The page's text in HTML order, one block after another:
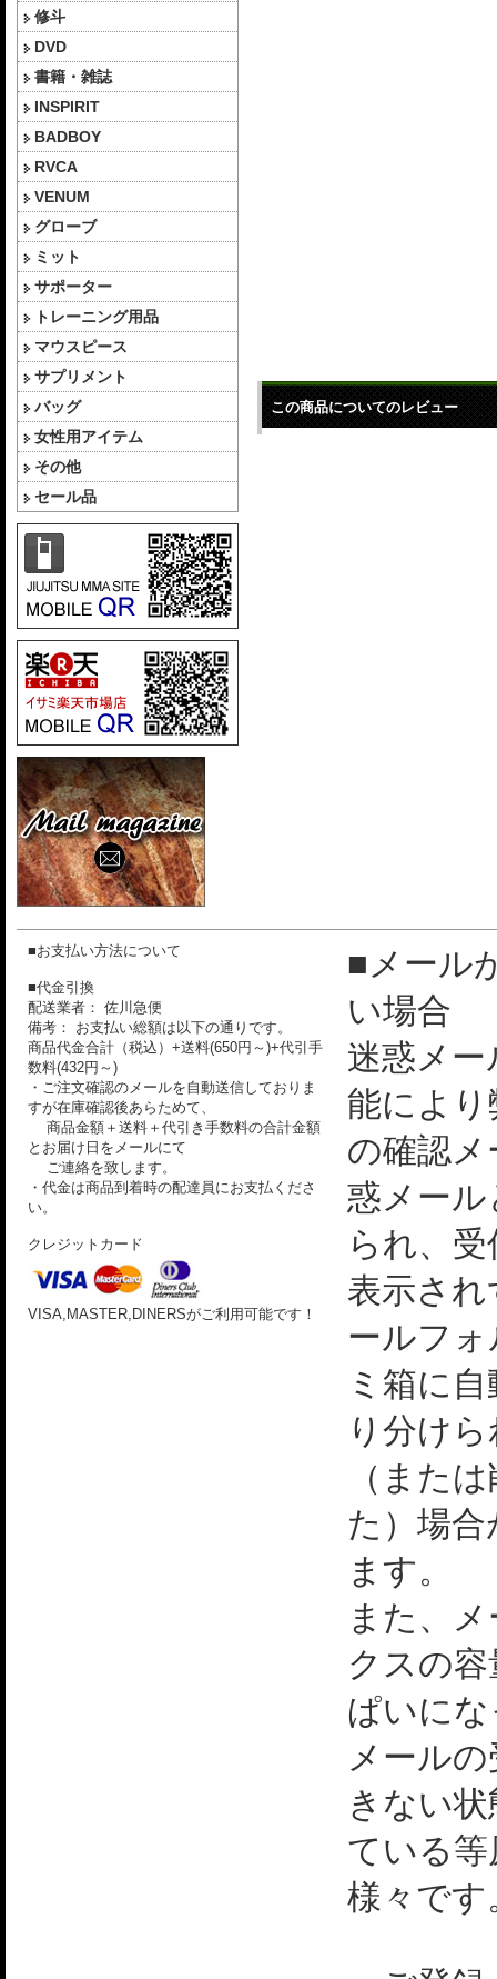
修斗
DVD
書籍・雑誌
INSPIRIT
BADBOY
RVCA
VENUM
グローブ
ミット
サポーター
トレーニング用品
マウスピース
サプリメント
バッグ
女性用アイテム
その他
セール品
この商品についてのレビュー
■お支払い方法について
■代金引換
配送業者： 佐川急便
備考： お支払い総額は以下の通りです。
商品代金合計（税込）+送料(650円～)+代引手
数料(432円～)
・ご注文確認のメールを自動送信しておりま
すが在庫確認後あらためて、
商品金額＋送料＋代引き手数料の合計金額
とお届け日をメールにて
ご連絡を致します。
・代金は商品到着時の配達員にお支払くださ
い。
クレジットカード
VISA,MASTER,DINERSがご利用可能です！
■メール
い場合
迷惑メー
能によ
の確認
惑メー
られ、
表示さ
ールフ
ミ箱に
り分け
（また
た）場
ます。
また、
クスの
ぱいに
メール
きない
ている
様々です